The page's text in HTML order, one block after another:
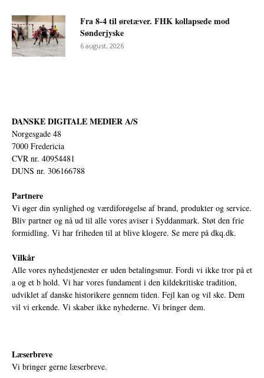
Fra 8-4 til øretæver. FHK kollapsede mod
Sønderjyske
6 august, 2026
DANSKE DIGITALE MEDIER A/S
Norgesgade 48
7000 Fredericia
CVR nr. 40954481
DUNS nr. 306166788
Partnere
Vi øger din synlighed og værdiforøgelse af brand, produkter og service.
Bliv partner og nå ud til alle vores aviser i Syddanmark. Støt den frie
formidling. Vi har friheden til at blive klogere. Se mere på dkq.dk.
Vilkår
Alle vores nyhedstjenester er uden betalingsmur. Fordi vi ikke tror på et
a og et b hold. Vi har vores fundament i den kildekritiske tradition,
udviklet af danske historikere gennem tiden. Fejl kan og vil ske. Dem
vil vi erkende. Vi skaber ikke nyhederne. Vi bringer dem.
Læserbreve
Vi bringer gerne læserbreve.